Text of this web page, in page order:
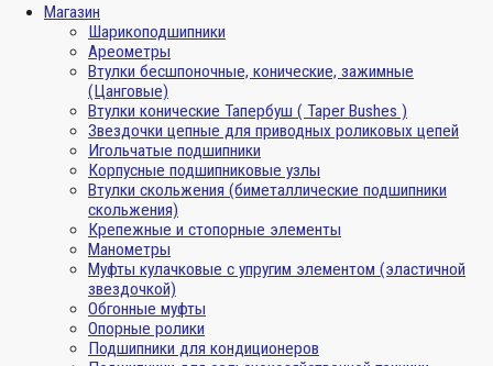
Магазин
Шарикоподшипники
Ареометры
Втулки бесшпоночные, конические, зажимные
(Цанговые)
Втулки конические Тапербуш ( Taper Bushes )
Звездочки цепные для приводных роликовых цепей
Игольчатые подшипники
Корпусные подшипниковые узлы
Втулки скольжения (биметаллические подшипники
скольжения)
Крепежные и стопорные элементы
Манометры
Муфты кулачковые с упругим элементом (эластичной
звездочкой)
Обгонные муфты
Опорные ролики
Подшипники для кондиционеров